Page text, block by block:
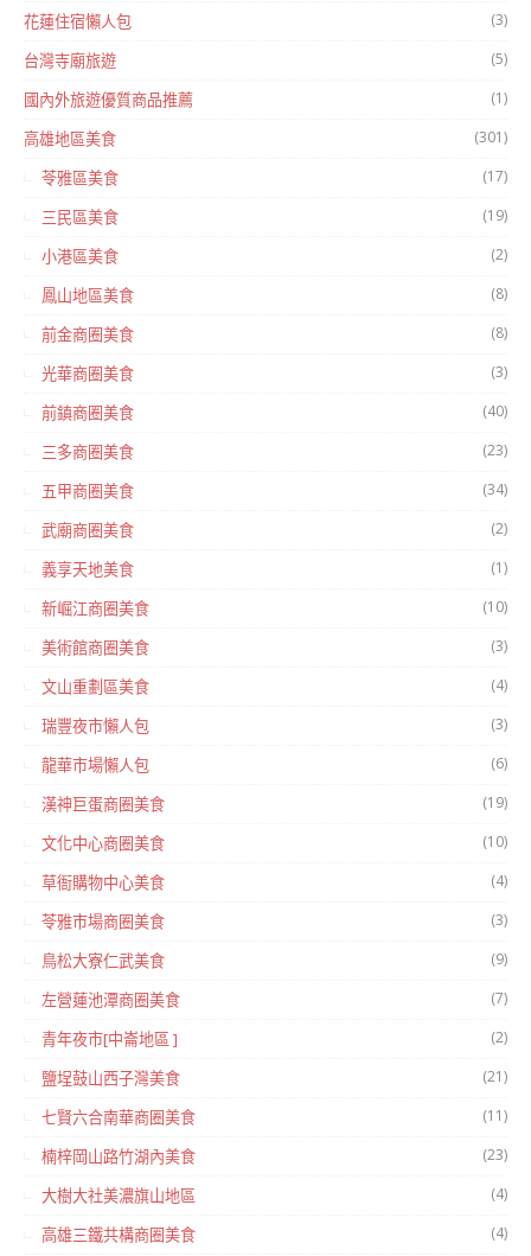
花蓮住宿懶人包 (3)
台灣寺廟旅遊 (5)
國內外旅遊優質商品推薦 (1)
高雄地區美食 (301)
苓雅區美食 (17)
三民區美食 (19)
小港區美食 (2)
鳳山地區美食 (8)
前金商圈美食 (8)
光華商圈美食 (3)
前鎮商圈美食 (40)
三多商圈美食 (23)
五甲商圈美食 (34)
武廟商圈美食 (2)
義享天地美食 (1)
新崛江商圈美食 (10)
美術館商圈美食 (3)
文山重劃區美食 (4)
瑞豐夜市懶人包 (3)
龍華市場懶人包 (6)
漢神巨蛋商圈美食 (19)
文化中心商圈美食 (10)
草衙購物中心美食 (4)
苓雅市場商圈美食 (3)
鳥松大寮仁武美食 (9)
左營蓮池潭商圈美食 (7)
青年夜市[中崙地區 ] (2)
鹽埕鼓山西子灣美食 (21)
七賢六合南華商圈美食 (11)
楠梓岡山路竹湖內美食 (23)
大樹大社美濃旗山地區 (4)
高雄三鐵共構商圈美食 (4)